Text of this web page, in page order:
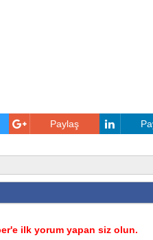
Paylaş
ilk yorum yapan siz olun.